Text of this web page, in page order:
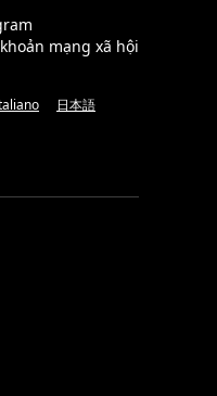
mạng xã hội
日本語